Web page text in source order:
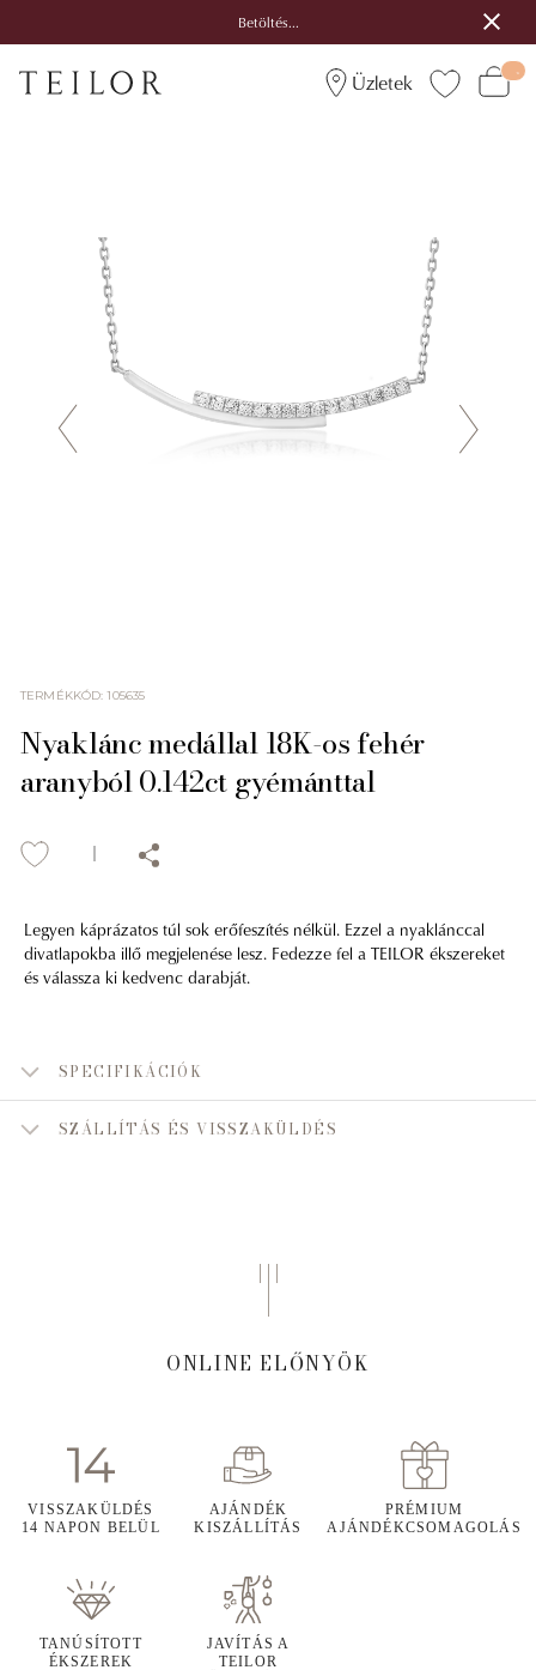
Betöltés...
Üzletek
TERMÉKKÓD:105635
Nyaklánc medállal 18K-os fehér
aranyból 0.142ct gyémánttal
Legyen káprázatos túl sok erőfeszítés nélkül. Ezzel a nyaklánccal
divatlapokba illő megjelenése lesz. Fedezze fel a TEILOR ékszereket
és válassza ki kedvenc darabját.
SPECIFIKÁCIÓK
SZÁLLÍTÁS ÉS VISSZAKÜLDÉS
ONLINE ELŐNYÖK
VISSZAKÜLDÉS
14 NAPON BELÜL
AJÁNDÉK
KISZÁLLÍTÁS
PRÉMIUM
AJÁNDÉKCSOMAGOLÁS
TANÚSÍTOTT
ÉKSZEREK
JAVÍTÁS A
TEILOR